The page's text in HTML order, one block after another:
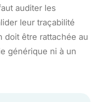
auditer les
leur traçabilité
doit être rattachée au
générique ni à un